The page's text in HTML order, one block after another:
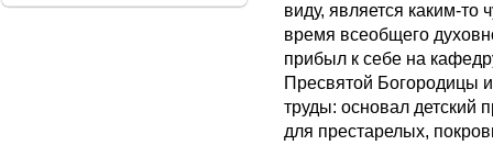
виду, является каким-то
время всеобщего
прибыл к себе на
Пресвятой Богородицы
труды: основал детский
для престарелых,